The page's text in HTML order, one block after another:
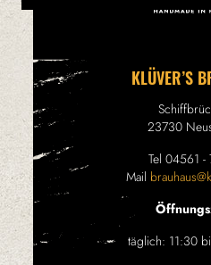
KLÜVER’S
23730
Tel 04561 -
Mail
täglich: 11:30